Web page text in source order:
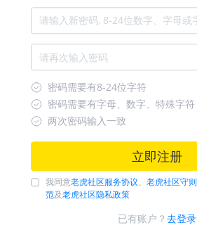
密码需要有8-24位字符
密码需要有字母、数字、特殊字符
两次密码输入一致
立即注册
我同意老虎社区服务协议、 老虎社区守则
范及老虎社区隐私政策
已有账户？ 去登录